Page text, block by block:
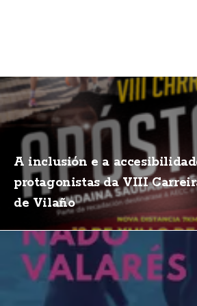
A inclusión e a
protagonistas da VIII
de Vilaño